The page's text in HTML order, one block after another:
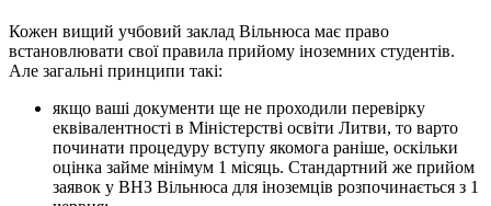
Кожен вищий учбовий заклад Вільнюса має право
встановлювати свої правила прийому іноземних студентів.
Але загальні принципи такі:
якщо ваші документи ще не проходили перевірку
еквівалентності в Міністерстві освіти Литви, то варто
починати процедуру вступу якомога раніше, оскільки
оцінка займе мінімум 1 місяць. Стандартний же прийом
заявок у ВНЗ Вільнюса для іноземців розпочинається з 1